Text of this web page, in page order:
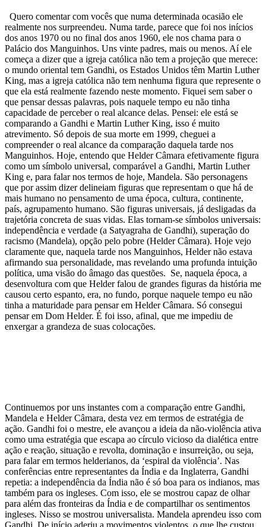
Quero comentar com vocês que numa determinada ocasião ele
realmente nos surpreendeu. Numa tarde, parece que foi nos inícios
dos anos 1970 ou no final dos anos 1960, ele nos chama para o
Palácio dos Manguinhos. Uns vinte padres, mais ou menos. Aí ele
começa a dizer que a igreja católica não tem a projeção que merece:
o mundo oriental tem Gandhi, os Estados Unidos têm Martin Luther
King, mas a igreja católica não tem nenhuma figura que represente o
que ela está realmente fazendo neste momento. Fiquei sem saber o
que pensar dessas palavras, pois naquele tempo eu não tinha
capacidade de perceber o real alcance delas. Pensei: ele está se
comparando a Gandhi e Martin Luther King, isso é muito
atrevimento. Só depois de sua morte em 1999, cheguei a
compreender o real alcance da comparação daquela tarde nos
Manguinhos. Hoje, entendo que Helder Câmara efetivamente figura
como um símbolo universal, comparável a Gandhi, Martin Luther
King e, para falar nos termos de hoje, Mandela. São personagens
que por assim dizer delineiam figuras que representam o que há de
mais humano no pensamento de uma época, cultura, continente,
país, agrupamento humano. São figuras universais, já desligadas da
trajetória concreta de suas vidas. Elas tornam-se símbolos universais:
independência e verdade (a Satyagraha de Gandhi), superação do
racismo (Mandela), opção pelo pobre (Helder Câmara). Hoje vejo
claramente que, naquela tarde nos Manguinhos, Helder não estava
afirmando sua personalidade, mas revelando uma profunda intuição
política, uma visão do âmago das questões. Se, naquela época, a
desenvoltura com que Helder falou de grandes figuras da história me
causou certo espanto, era, no fundo, porque naquele tempo eu não
tinha a maturidade para pensar em Helder Câmara. Só consegui
pensar em Dom Helder. É foi isso, afinal, que me impediu de
enxergar a grandeza de suas colocações.
Continuemos por uns instantes com a comparação entre Gandhi,
Mandela e Helder Câmara, desta vez em termos de estratégia de
ação. Gandhi foi o mestre, ele avançou a ideia da não-violência ativa
como uma estratégia que escapa ao círculo vicioso da dialética entre
ação e reação, situação e revolta, dominação e insurreição, ou seja,
para falar em termos helderianos, da ‘espiral da violência’. Nas
conferências entre representantes da Índia e da Inglaterra, Gandhi
repetia: a independência da Índia não é só boa para os indianos, mas
também para os ingleses. Com isso, ele se mostrou capaz de olhar
para além das fronteiras da Índia e de compartilhar os sentimentos
ingleses. Nisso se mostrou universalista. Mandela aprendeu isso com
Gandhi. De início aderiu a movimentos violentos, o que lhe custou